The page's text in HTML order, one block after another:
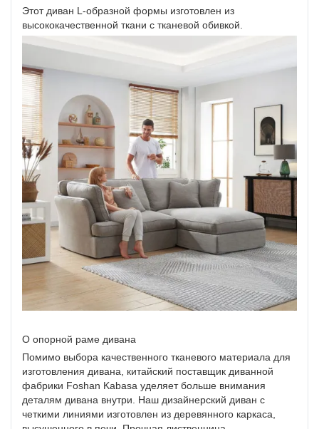
Этот диван L-образной формы изготовлен из
высококачественной ткани с тканевой обивкой.
О опорной раме дивана
Помимо выбора качественного тканевого материала для
изготовления дивана, китайский поставщик диванной
фабрики Foshan Kabasa уделяет больше внимания
деталям дивана внутри. Наш дизайнерский диван с
четкими линиями изготовлен из деревянного каркаса,